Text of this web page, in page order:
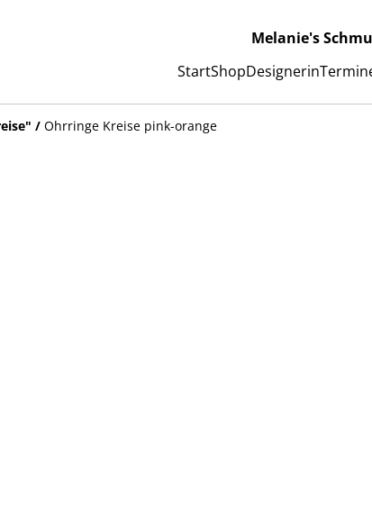
Melanie's
StartShopDesignerin
/ Ohrringe Kreise pink-orange